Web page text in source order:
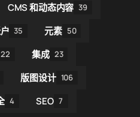
CMS 和动态内容 39
35 元素 50
22 集成 23
版图设计 106
4 SEO 7